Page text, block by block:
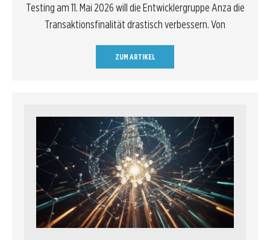
Testing am 11. Mai 2026 will die Entwicklergruppe Anza die
Transaktionsfinalität drastisch verbessern. Von
ZUM ARTIKEL